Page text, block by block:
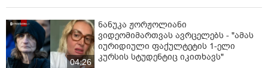
04:26
ნანუკა ჟორჟოლიანი
ვიდეომიმართვას ავრცელებს - "ამას
იურიდიული ფაქულტეტის 1-ელი
კურსის სტუდენტიც იკითხავს"